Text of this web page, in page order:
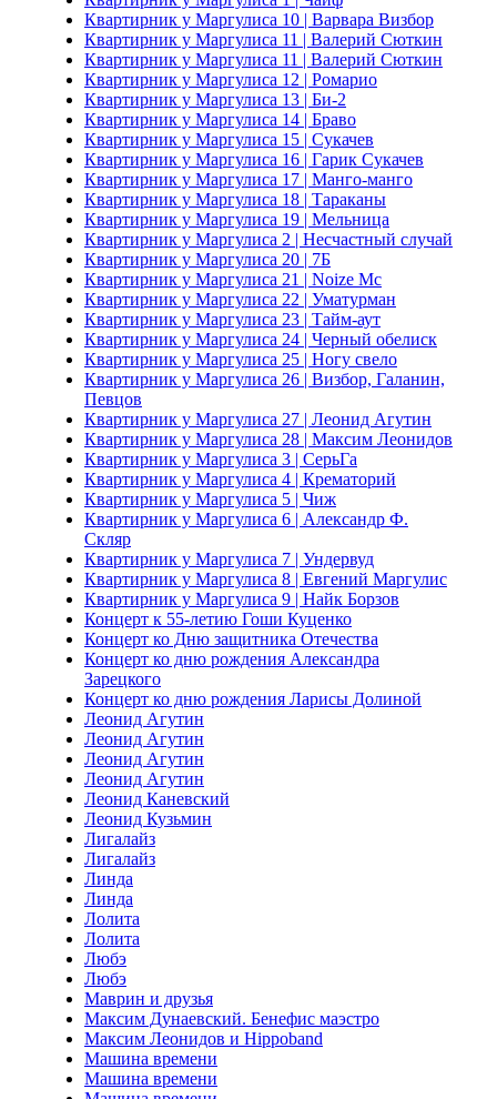
Квартирник у Маргулиса 10 | Варвара Визбор
Квартирник у Маргулиса 11 | Валерий Сюткин
Квартирник у Маргулиса 11 | Валерий Сюткин
Квартирник у Маргулиса 12 | Ромарио
Квартирник у Маргулиса 13 | Би-2
Квартирник у Маргулиса 14 | Браво
Квартирник у Маргулиса 15 | Сукачев
Квартирник у Маргулиса 16 | Гарик Сукачев
Квартирник у Маргулиса 17 | Манго-манго
Квартирник у Маргулиса 18 | Тараканы
Квартирник у Маргулиса 19 | Мельница
Квартирник у Маргулиса 2 | Несчастный случай
Квартирник у Маргулиса 20 | 7Б
Квартирник у Маргулиса 21 | Noize Mc
Квартирник у Маргулиса 22 | Уматурман
Квартирник у Маргулиса 23 | Тайм-аут
Квартирник у Маргулиса 24 | Черный обелиск
Квартирник у Маргулиса 25 | Ногу свело
Квартирник у Маргулиса 26 | Визбор, Галанин,
Певцов
Квартирник у Маргулиса 27 | Леонид Агутин
Квартирник у Маргулиса 28 | Максим Леонидов
Квартирник у Маргулиса 3 | СерьГа
Квартирник у Маргулиса 4 | Крематорий
Квартирник у Маргулиса 5 | Чиж
Квартирник у Маргулиса 6 | Александр Ф.
Скляр
Квартирник у Маргулиса 7 | Ундервуд
Квартирник у Маргулиса 8 | Евгений Маргулис
Квартирник у Маргулиса 9 | Найк Борзов
Концерт к 55-летию Гоши Куценко
Концерт ко Дню защитника Отечества
Концерт ко дню рождения Александра
Зарецкого
Концерт ко дню рождения Ларисы Долиной
Леонид Агутин
Леонид Агутин
Леонид Агутин
Леонид Агутин
Леонид Каневский
Леонид Кузьмин
Лигалайз
Лигалайз
Линда
Линда
Лолита
Лолита
Любэ
Любэ
Маврин и друзья
Максим Дунаевский. Бенефис маэстро
Максим Леонидов и Hippoband
Машина времени
Машина времени